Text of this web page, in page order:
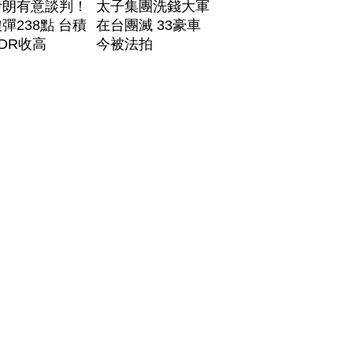
有意談判！
238點 台積
收高
太子集團洗錢大軍
在台團滅 33豪車
今被法拍